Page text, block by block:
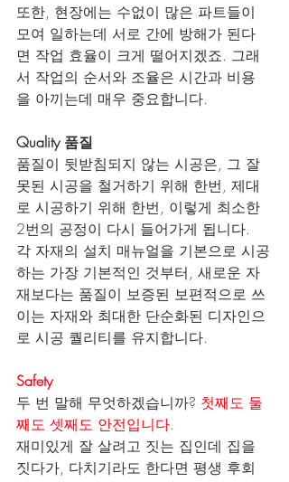
또한, 현장에는 수없이 많은 파트들이
모여 일하는데 서로 간에 방해가 된다
면 작업 효율이 크게 떨어지겠죠. 그래
서 작업의 순서와 조율은 시간과 비용
을 아끼는데 매우 중요합니다.
Quality 품질
품질이 뒷받침되지 않는 시공은, 그 잘
못된 시공을 철거하기 위해 한번, 제대
로 시공하기 위해 한번, 이렇게 최소한
2번의 공정이 다시 들어가게 됩니다.
각 자재의 설치 매뉴얼을 기본으로 시공
하는 가장 기본적인 것부터, 새로운 자
재보다는 품질이 보증된 보편적으로 쓰
이는 자재와 최대한 단순화된 디자인으
로 시공 퀄리티를 유지합니다.
Safety
두 번 말해 무엇하겠습니까? 첫째도 둘
째도 셋째도 안전입니다.
재미있게 잘 살려고 짓는 집인데 집을
짓다가, 다치기라도 한다면 평생 후회